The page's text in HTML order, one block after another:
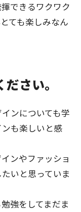
できるワクワク
ても楽しみなん
さい。
ンについても学
も楽しいと感
ンやファッショ
いと思っていま
強をしてまだま